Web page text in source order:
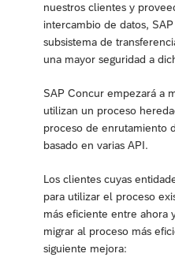
nuestros clientes y
intercambio de datos,
subsistema de
una mayor seguridad a
SAP Concur empezará a
utilizan un proceso
proceso de enrutamiento
basado en varias API.
Los clientes cuyas
para utilizar el proceso
más eficiente entre ahora
migrar al proceso más
siguiente mejora: